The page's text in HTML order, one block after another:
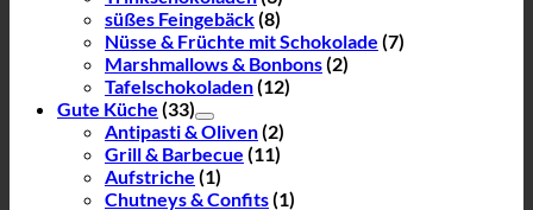
süßes Feingebäck(8)
Nüsse & Früchte mit Schokolade (7)
Marshmallows & Bonbons(2)
Tafelschokoladen(12)
Gute Küche (33)
Antipasti & Oliven(2)
Grill & Barbecue (11)
Aufstriche (1)
Chutneys & Confits(1)